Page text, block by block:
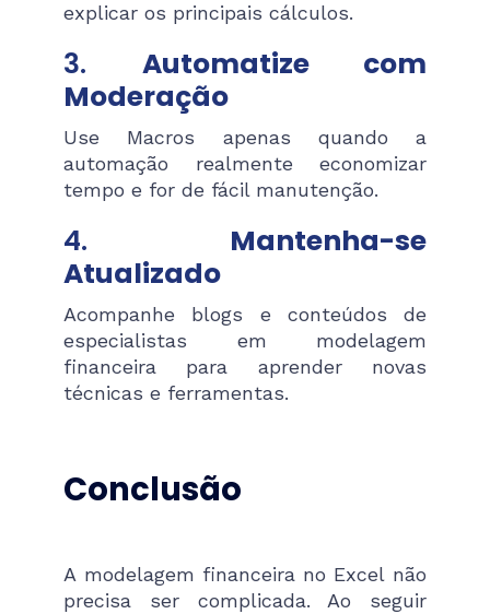
explicar os principais cálculos.
3. Automatize com
Moderação
Use Macros apenas quando a
automação realmente economizar
tempo e for de fácil manutenção.
4. Mantenha-se
Atualizado
Acompanhe blogs e conteúdos de
especialistas em modelagem
financeira para aprender novas
técnicas e ferramentas.
Conclusão
A modelagem financeira no Excel não
precisa ser complicada. Ao seguir